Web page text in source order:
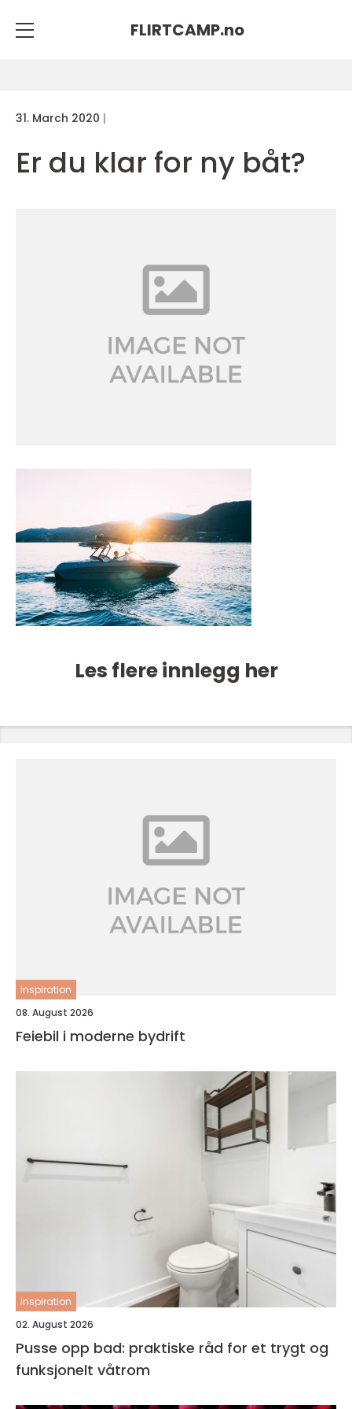
FLIRTCAMP.no
31. March 2020
Er du klar for ny båt?
Les flere innlegg her
inspiration
08. August 2026
Feiebil i moderne bydrift
inspiration
02. August 2026
Pusse opp bad: praktiske råd for et trygt og
funksjonelt våtrom